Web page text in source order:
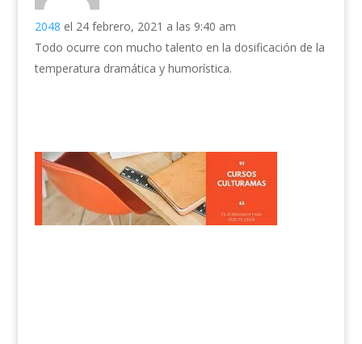
2048 el 24 febrero, 2021 a las 9:40 am
Todo ocurre con mucho talento en la dosificación de la
temperatura dramática y humorística.